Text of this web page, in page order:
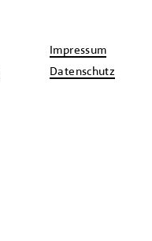
Impressum
Datenschutz